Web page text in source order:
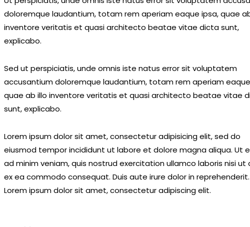
doloremque laudantium, totam rem aperiam eaque ipsa, quae
inventore veritatis et quasi architecto beatae vitae dicta sunt,
explicabo.
Sed ut perspiciatis, unde omnis iste natus error sit voluptatem
accusantium doloremque laudantium, totam rem aperiam
quae ab illo inventore veritatis et quasi architecto beatae vitae
sunt, explicabo.
Lorem ipsum dolor sit amet, consectetur adipisicing elit, sed do
eiusmod tempor incididunt ut labore et dolore magna aliqua. Ut
ad minim veniam, quis nostrud exercitation ullamco laboris nisi ut
ex ea commodo consequat. Duis aute irure dolor in reprehenderit.
Lorem ipsum dolor sit amet, consectetur adipiscing elit.